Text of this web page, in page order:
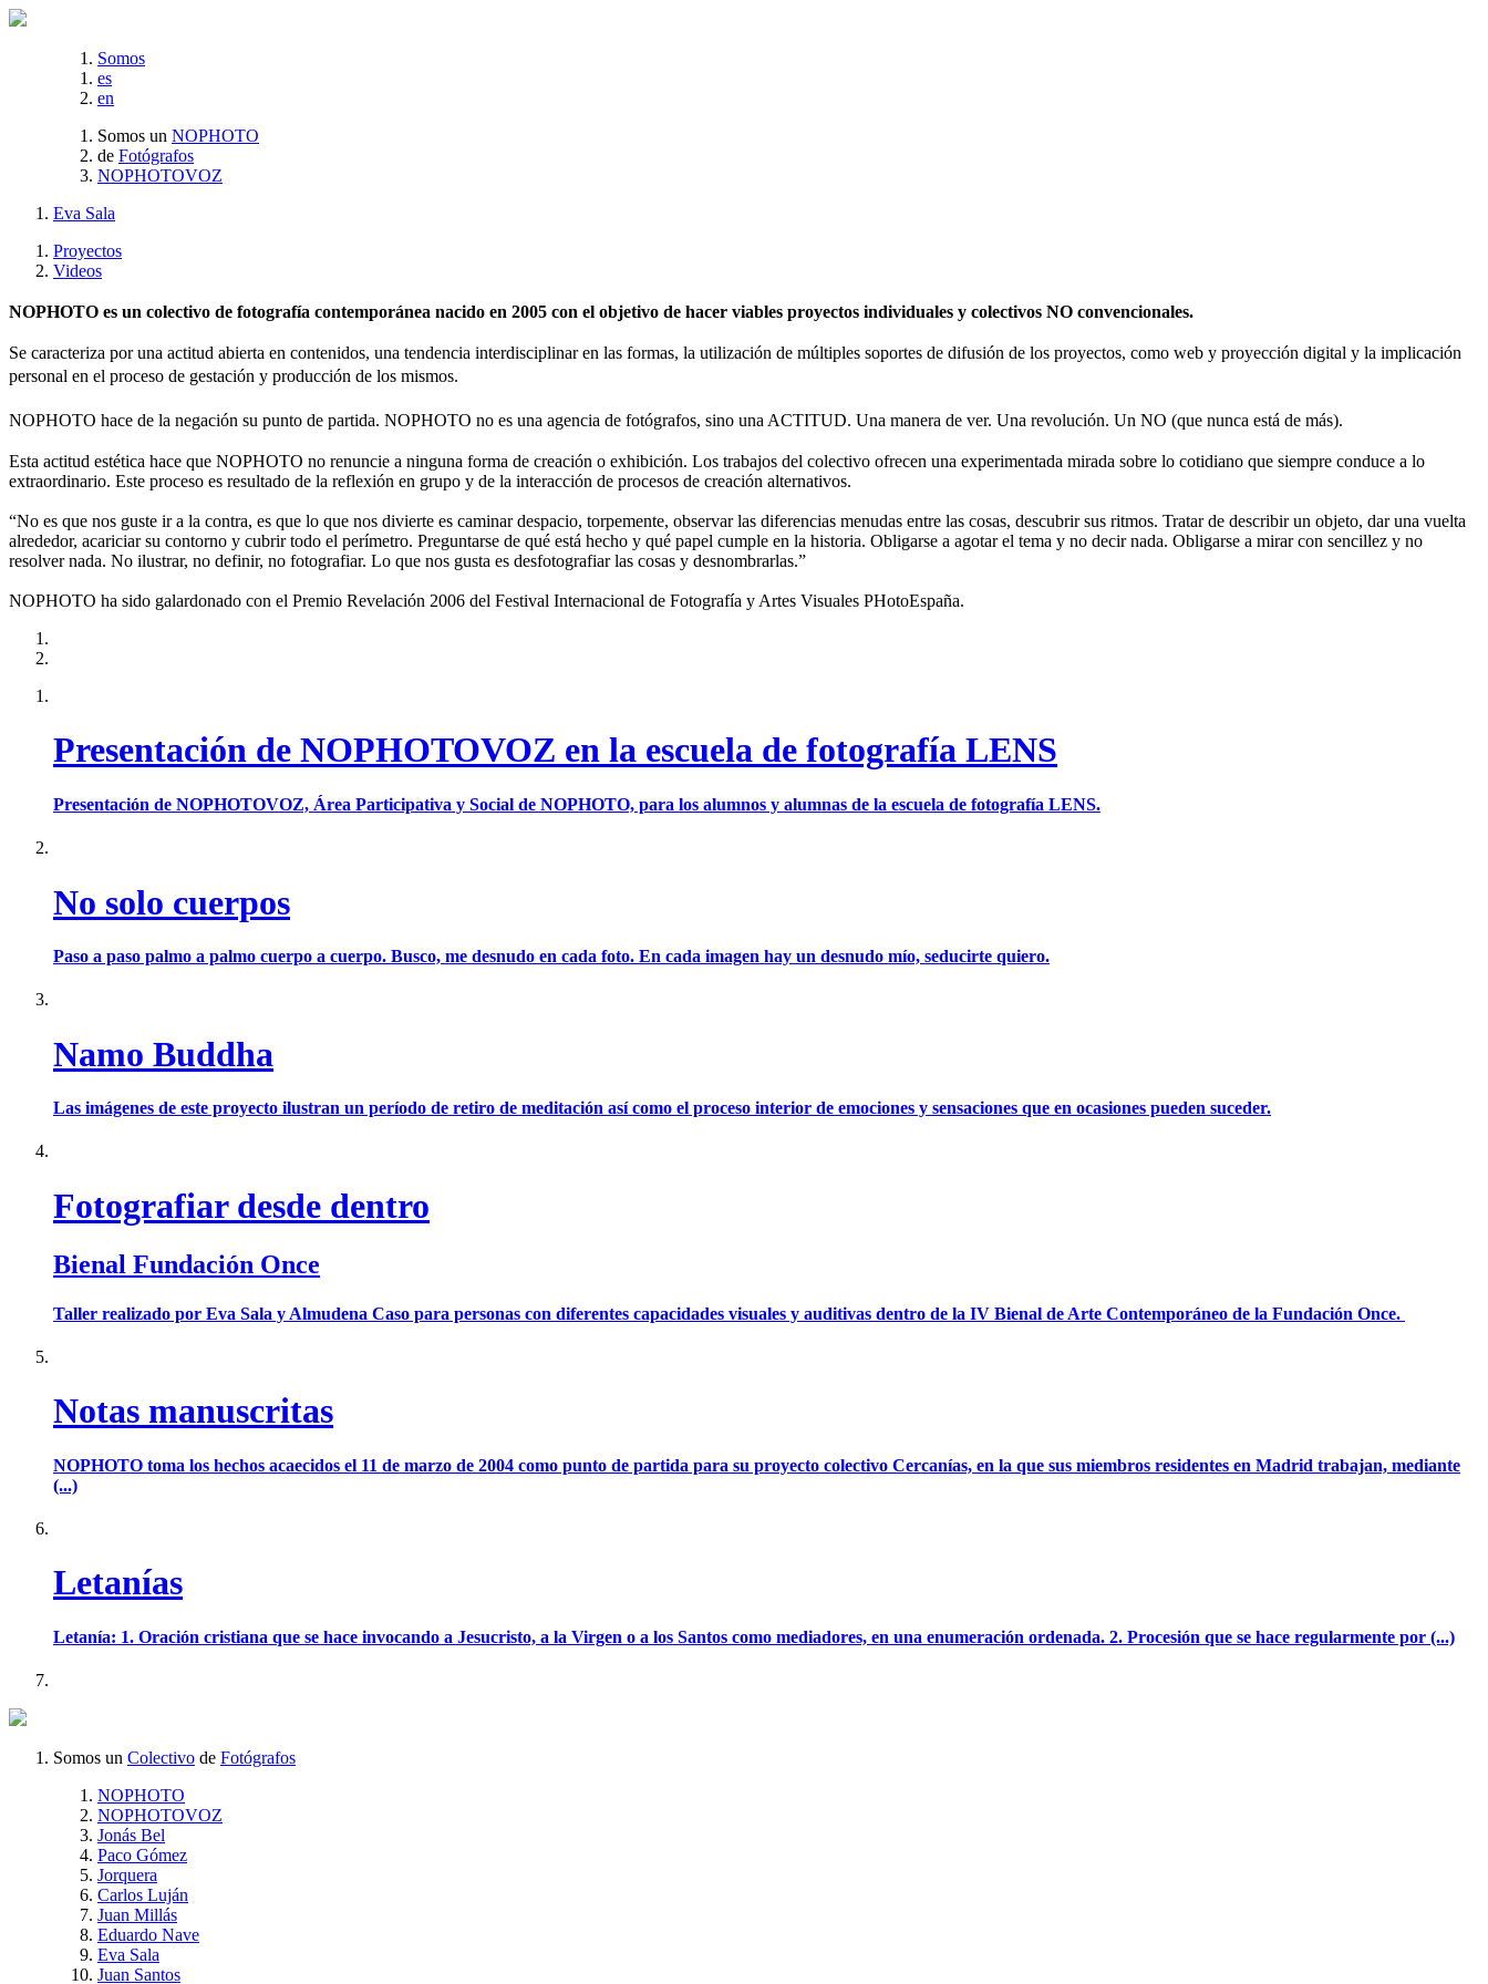
Somos
es
en
Somos un NOPHOTO
de Fotógrafos
NOPHOTOVOZ
Eva Sala
Proyectos
Videos
NOPHOTO es un colectivo de fotografía contemporánea nacido en 2005 con el objetivo de hacer viables proyectos individuales y colectivos NO convencionales.
Se caracteriza por una actitud abierta en contenidos, una tendencia interdisciplinar en las formas, la utilización de múltiples soportes de difusión de los proyectos, como web y proyección digital y la implicación
personal en el proceso de gestación y producción de los mismos.
NOPHOTO hace de la negación su punto de partida. NOPHOTO no es una agencia de fotógrafos, sino una ACTITUD. Una manera de ver. Una revolución. Un NO (que nunca está de más).
Esta actitud estética hace que NOPHOTO no renuncie a ninguna forma de creación o exhibición. Los trabajos del colectivo ofrecen una experimentada mirada sobre lo cotidiano que siempre conduce a lo
extraordinario. Este proceso es resultado de la reflexión en grupo y de la interacción de procesos de creación alternativos.
“No es que nos guste ir a la contra, es que lo que nos divierte es caminar despacio, torpemente, observar las diferencias menudas entre las cosas, descubrir sus ritmos. Tratar de describir un objeto, dar una vuelta
alrededor, acariciar su contorno y cubrir todo el perímetro. Preguntarse de qué está hecho y qué papel cumple en la historia. Obligarse a agotar el tema y no decir nada. Obligarse a mirar con sencillez y no
resolver nada. No ilustrar, no definir, no fotografiar. Lo que nos gusta es desfotografiar las cosas y desnombrarlas.”
NOPHOTO ha sido galardonado con el Premio Revelación 2006 del Festival Internacional de Fotografía y Artes Visuales PHotoEspaña.
Presentación de NOPHOTOVOZ en la escuela de fotografía LENS
Presentación de NOPHOTOVOZ, Área Participativa y Social de NOPHOTO, para los alumnos y alumnas de la escuela de fotografía LENS.
No solo cuerpos
Paso a paso palmo a palmo cuerpo a cuerpo. Busco, me desnudo en cada foto. En cada imagen hay un desnudo mío, seducirte quiero.
Namo Buddha
Las imágenes de este proyecto ilustran un período de retiro de meditación así como el proceso interior de emociones y sensaciones que en ocasiones pueden suceder.
Fotografiar desde dentro
Bienal Fundación Once
Taller realizado por Eva Sala y Almudena Caso para personas con diferentes capacidades visuales y auditivas dentro de la IV Bienal de Arte Contemporáneo de la Fundación Once.
Notas manuscritas
NOPHOTO toma los hechos acaecidos el 11 de marzo de 2004 como punto de partida para su proyecto colectivo Cercanías, en la que sus miembros residentes en Madrid trabajan, mediante
(...)
Letanías
Letanía: 1. Oración cristiana que se hace invocando a Jesucristo, a la Virgen o a los Santos como mediadores, en una enumeración ordenada. 2. Procesión que se hace regularmente por (...)
Somos un Colectivo de Fotógrafos
NOPHOTO
NOPHOTOVOZ
Jonás Bel
Paco Gómez
Jorquera
Carlos Luján
Juan Millás
Eduardo Nave
Eva Sala
Juan Santos